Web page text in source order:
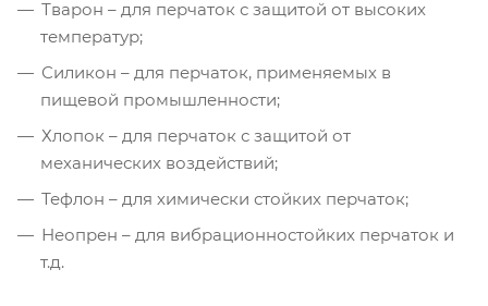
Тварон – для перчаток с защитой от высоких
температур;
Силикон – для перчаток, применяемых в
пищевой промышленности;
Хлопок – для перчаток с защитой от
механических воздействий;
Тефлон – для химически стойких перчаток;
Неопрен – для вибрационностойких перчаток и
т.д.